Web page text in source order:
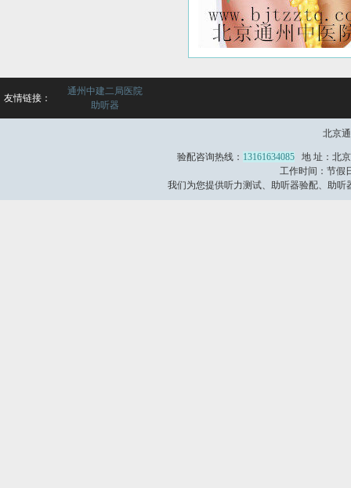
友情链接：
通州中建二局医院
助听器
北京
验配咨询热线： 13161634085 地 址：北
工作时间：节假
我们为您提供听力测试、助听器验配、助